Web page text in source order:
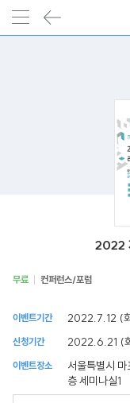
2022
무료 컨퍼런스/포럼
이벤트기간 2022.7.12 (
신청기간 2022.6.21 (
이벤트장소
서울특별시
층 세미나실1